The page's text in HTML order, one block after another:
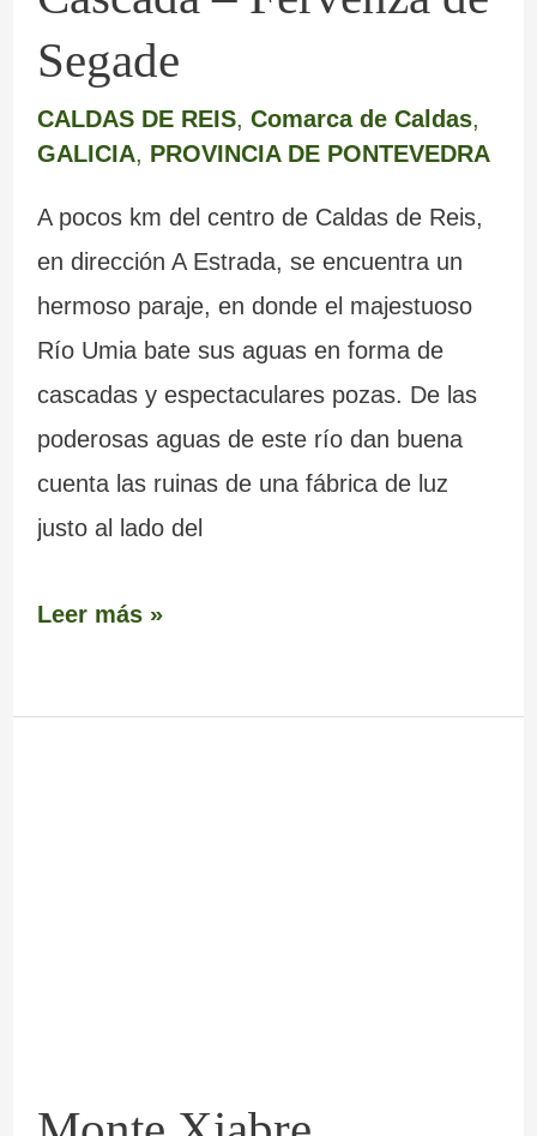
Segade
CALDAS DE REIS, Comarca de Caldas,
GALICIA, PROVINCIA DE PONTEVEDRA
A pocos km del centro de Caldas de Reis,
en dirección A Estrada, se encuentra un
hermoso paraje, en donde el majestuoso
Río Umia bate sus aguas en forma de
cascadas y espectaculares pozas. De las
poderosas aguas de este río dan buena
cuenta las ruinas de una fábrica de luz
justo al lado del
Leer más »